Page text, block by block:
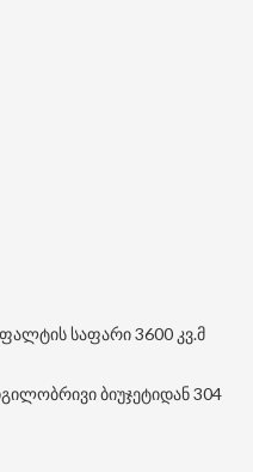
საფარი 3600 კვ.მ
ბიუჯეტიდან 304